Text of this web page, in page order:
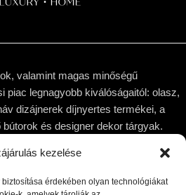
kezelése
érdekében olyan technológiákat
valamint magas minőségű
piac legnagyobb kiválóságaitól: olasz,
dizájnerek díjnyertes termékei, a
és designer dekor tárgyak.
53.